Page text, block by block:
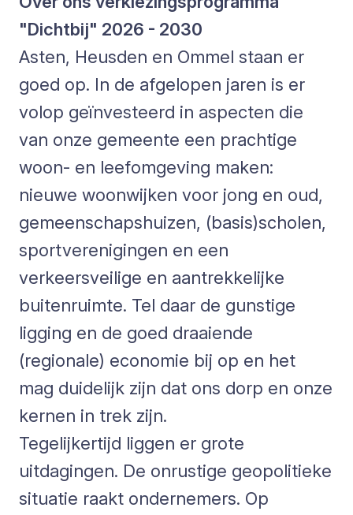
"Dichtbij" 2026 - 2030
Asten, Heusden en Ommel staan er
goed op. In de afgelopen jaren is er
volop geïnvesteerd in aspecten die
van onze gemeente een prachtige
woon- en leefomgeving maken:
nieuwe woonwijken voor jong en oud,
gemeenschapshuizen, (basis)scholen,
sportverenigingen en een
verkeersveilige en aantrekkelijke
buitenruimte. Tel daar de gunstige
ligging en de goed draaiende
(regionale) economie bij op en het
mag duidelijk zijn dat ons dorp en onze
kernen in trek zijn.
Tegelijkertijd liggen er grote
uitdagingen. De onrustige geopolitieke
situatie raakt ondernemers. Op